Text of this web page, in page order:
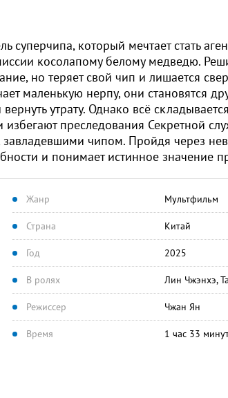
суперчипа, который мечтает стать
косолапому белому медведю.
но теряет свой чип и лишается
маленькую нерпу, они становятся
утрату. Однако всё
преследования Секретной
чипом. Пройдя через
и понимает истинное значение
Жанр Мультфильм
Страна Китай
Год 2025
В ролях Лин Чжэнхэ,
Режиссер Чжан Ян
Время 1 час 33